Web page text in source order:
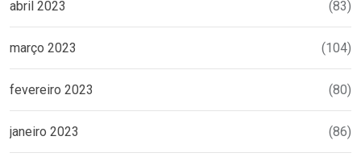
abril 2023 (83)
março 2023 (104)
fevereiro 2023 (80)
janeiro 2023 (86)